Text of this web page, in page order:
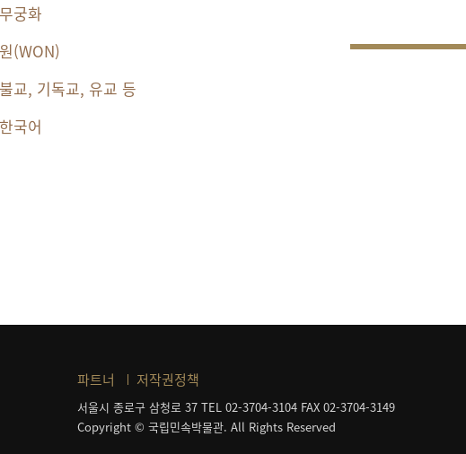
무궁화
원(WON)
불교, 기독교, 유교 등
한국어
파트너 저작권정책
서울시 종로구 삼청로 37 TEL 02-3704-3104 FAX 02-3704-3149
Copyright © 국립민속박물관. All Rights Reserved